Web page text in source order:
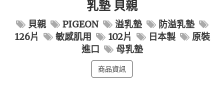
乳墊 貝親
貝親 PIGEON 溢乳墊
防溢乳墊
126片
敏感肌用 102片 日本製
原裝
進口
母乳墊
商品資訊